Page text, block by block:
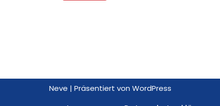
Neve | Präsentiert von WordPress